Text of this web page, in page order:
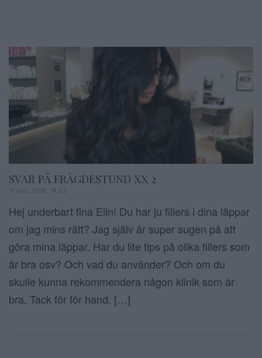
SVAR PÅ FRÅGDESTUND XX 2
17 juni 2018, 14:22
Hej underbart fina Elin! Du har ju fillers i dina läppar
om jag mins rätt? Jag själv är super sugen på att
göra mina läppar. Har du lite tips på olika fillers som
är bra osv? Och vad du använder? Och om du
skulle kunna rekommendera någon klinik som är
bra. Tack för för hand. […]